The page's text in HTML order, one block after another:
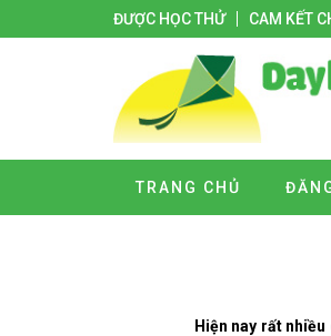
ĐƯỢC HỌC THỬ CAM KẾT
TRANG CHỦ
Hiện nay rất